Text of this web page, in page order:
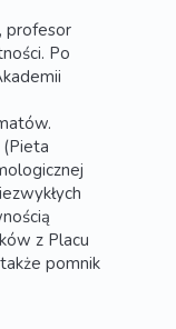
profesor
Po
z Placu
pomnik